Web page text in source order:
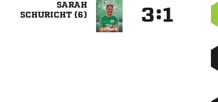

 
: